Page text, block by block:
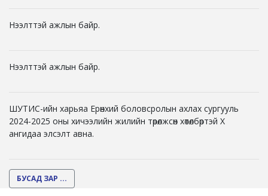
Нээлттэй ажлын байр.
Нээлттэй ажлын байр.
ШУТИС-ийн харьяа Ерөнхий боловсролын ахлах сургууль
2024-2025 оны хичээлийн жилийн төрөлжсөн хөтөлбөртэй X
ангидаа элсэлт авна.
БУСАД ЗАР ...